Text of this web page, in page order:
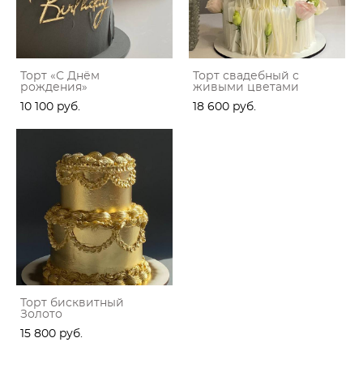
Торт «С Днём
рождения»
10 100 pуб.
Торт свадебный с
живыми цветами
18 600 pуб.
Торт бисквитный
Золото
15 800 pуб.